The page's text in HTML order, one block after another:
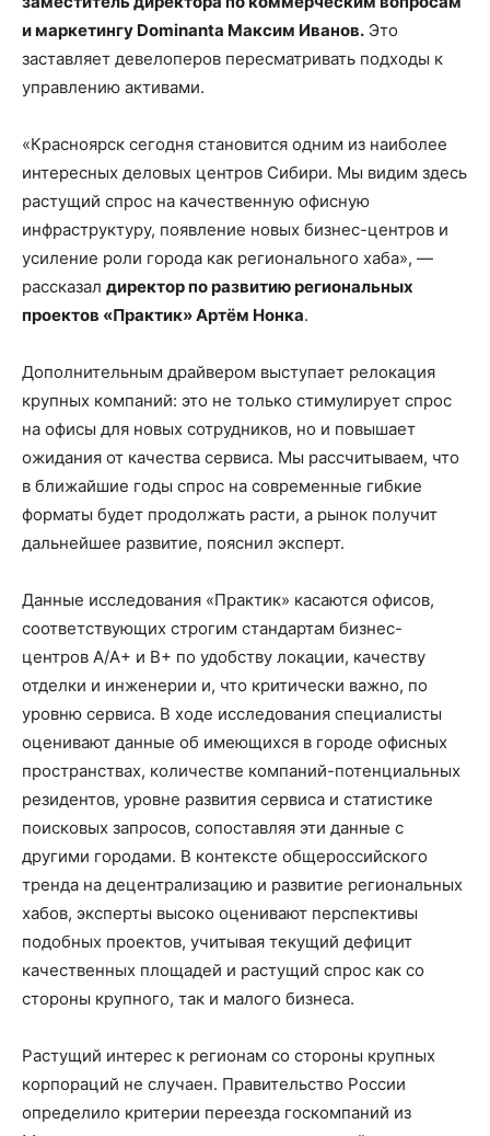
и маркетингу Dominanta Максим Иванов. Это
заставляет девелоперов пересматривать подходы к
управлению активами.
«Красноярск сегодня становится одним из наиболее
интересных деловых центров Сибири. Мы видим здесь
растущий спрос на качественную офисную
инфраструктуру, появление новых бизнес-центров и
усиление роли города как регионального хаба», —
рассказал директор по развитию региональных
проектов «Практик» Артём Нонка.
Дополнительным драйвером выступает релокация
крупных компаний: это не только стимулирует спрос
на офисы для новых сотрудников, но и повышает
ожидания от качества сервиса. Мы рассчитываем, что
в ближайшие годы спрос на современные гибкие
форматы будет продолжать расти, а рынок получит
дальнейшее развитие, пояснил эксперт.
Данные исследования «Практик» касаются офисов,
соответствующих строгим стандартам бизнес-
центров А/А+ и В+ по удобству локации, качеству
отделки и инженерии и, что критически важно, по
уровню сервиса. В ходе исследования специалисты
оценивают данные об имеющихся в городе офисных
пространствах, количестве компаний-потенциальных
резидентов, уровне развития сервиса и статистике
поисковых запросов, сопоставляя эти данные с
другими городами. В контексте общероссийского
тренда на децентрализацию и развитие региональных
хабов, эксперты высоко оценивают перспективы
подобных проектов, учитывая текущий дефицит
качественных площадей и растущий спрос как со
стороны крупного, так и малого бизнеса.
Растущий интерес к регионам со стороны крупных
корпораций не случаен. Правительство России
определило критерии переезда госкомпаний из